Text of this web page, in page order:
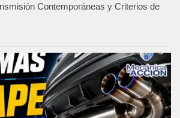
Contemporáneas y Criterios de